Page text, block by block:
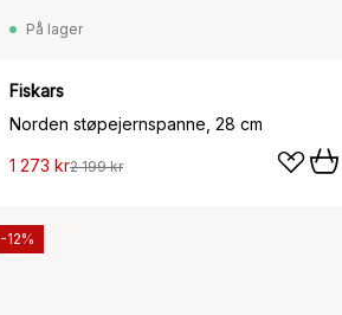
På lager
Fiskars
Norden støpejernspanne, 28 cm
1 273 kr2 199 kr
-12%